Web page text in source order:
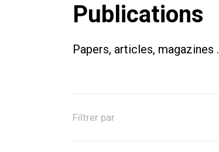
Publications
Papers, articles,
Filtrer par